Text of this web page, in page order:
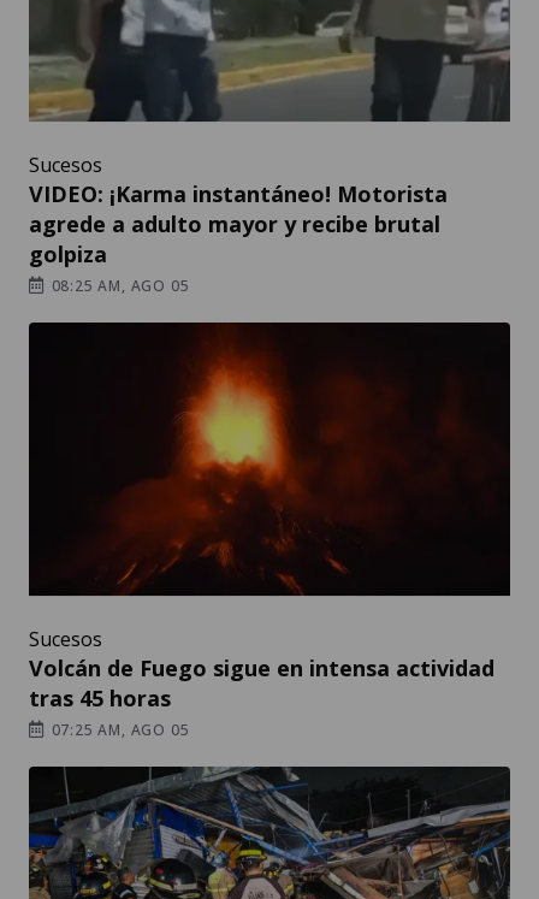
Sucesos
VIDEO: ¡Karma instantáneo! Motorista
agrede a adulto mayor y recibe brutal
golpiza
08:25 AM, AGO 05
Sucesos
Volcán de Fuego sigue en intensa actividad
tras 45 horas
07:25 AM, AGO 05